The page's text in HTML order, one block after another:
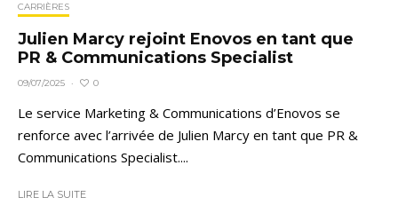
CARRIÈRES
Julien Marcy rejoint Enovos en tant que
PR & Communications Specialist
09/07/2025 · 0
Le service Marketing & Communications d’Enovos se
renforce avec l’arrivée de Julien Marcy en tant que PR &
Communications Specialist....
LIRE LA SUITE